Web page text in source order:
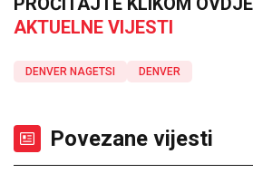
AKTUELNE VIJESTI
DENVER NAGETSI DENVER
Povezane vijesti